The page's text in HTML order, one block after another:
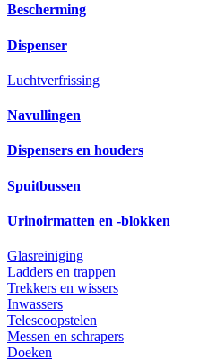
Bescherming
Dispenser
Luchtverfrissing
Navullingen
Dispensers en houders
Spuitbussen
Urinoirmatten en -blokken
Glasreiniging
Ladders en trappen
Trekkers en wissers
Inwassers
Telescoopstelen
Messen en schrapers
Doeken